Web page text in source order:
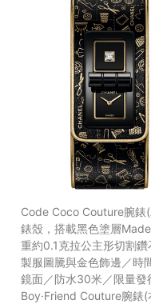
Code Coco Couture腕
錶殼，搭載黑色塗層
重約0.1克拉公主形切割
製服圖騰與金色飾邊／時
鏡面／防水30米／限量
Boy·Friend Couture腕